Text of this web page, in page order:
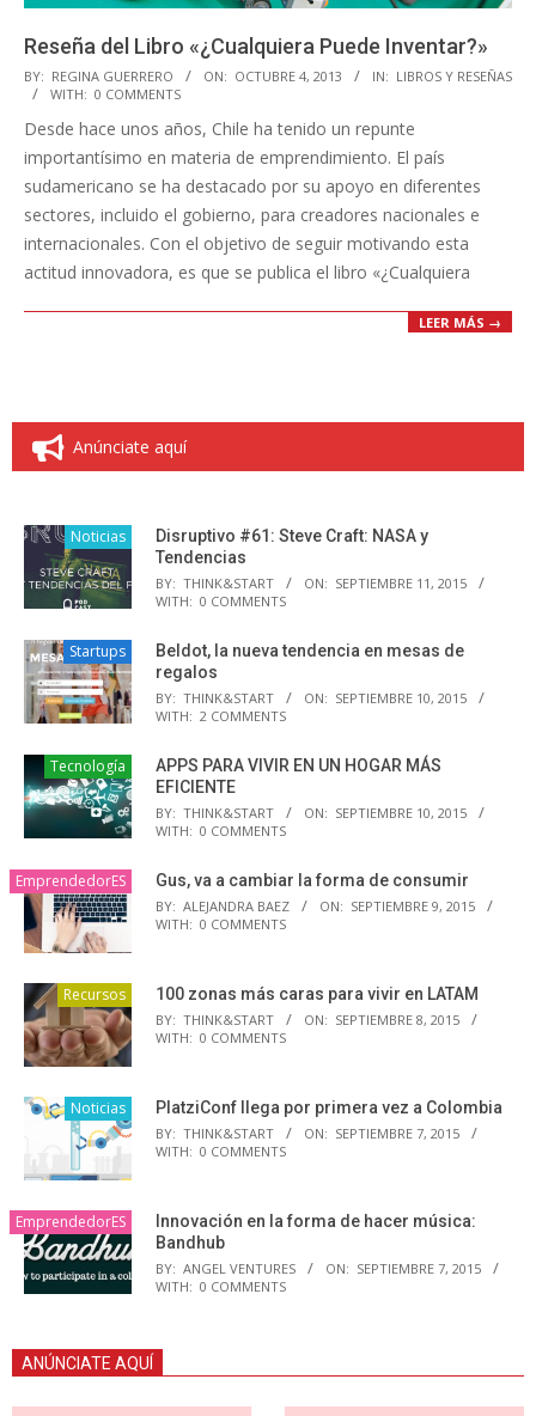
Reseña del Libro «¿Cualquiera Puede Inventar?»
2013-
10-
04
BY: REGINA GUERRERO ON: OCTUBRE 4, 2013 IN: LIBROS Y RESEÑAS
WITH: 0 COMMENTS
Desde hace unos años, Chile ha tenido un repunte
importantísimo en materia de emprendimiento. El país
sudamericano se ha destacado por su apoyo en diferentes
sectores, incluido el gobierno, para creadores nacionales e
internacionales. Con el objetivo de seguir motivando esta
actitud innovadora, es que se publica el libro «¿Cualquiera
LEER MÁS →
Anúnciate aquí
Noticias
Disruptivo #61: Steve Craft: NASA y
Tendencias
BY: THINK&START ON: SEPTIEMBRE 11, 2015
WITH: 0 COMMENTS
Startups
Beldot, la nueva tendencia en mesas de
regalos
BY: THINK&START ON: SEPTIEMBRE 10, 2015
WITH: 2 COMMENTS
Tecnología
APPS PARA VIVIR EN UN HOGAR MÁS
EFICIENTE
BY: THINK&START ON: SEPTIEMBRE 10, 2015
WITH: 0 COMMENTS
EmprendedorES Gus, va a cambiar la forma de consumir
BY: ALEJANDRA BAEZ ON: SEPTIEMBRE 9, 2015
WITH: 0 COMMENTS
Recursos 100 zonas más caras para vivir en LATAM
BY: THINK&START ON: SEPTIEMBRE 8, 2015
WITH: 0 COMMENTS
Noticias PlatziConf llega por primera vez a Colombia
BY: THINK&START ON: SEPTIEMBRE 7, 2015
WITH: 0 COMMENTS
EmprendedorES
Innovación en la forma de hacer música:
Bandhub
BY: ANGEL VENTURES ON: SEPTIEMBRE 7, 2015
WITH: 0 COMMENTS
ANÚNCIATE AQUÍ